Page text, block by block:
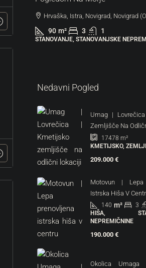
Hrvaška, Istra, Novigrad, Novigrad
90 m² 3 1
STANOVANJE, STANOVANJSKE
Nedavni Pogled
Umag |
Zemljišče Na
17478 m²
KMETIJSKO,
209.000 €
Motovun | Lepa
Istrska Hiša V
140 m² 3
HIŠA,
NEPREMIČNINE
190.000 €
Okolica Umaga